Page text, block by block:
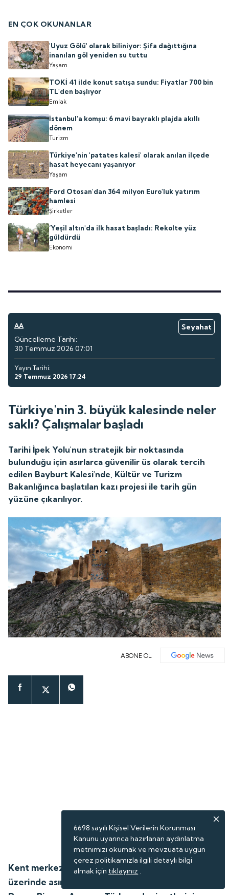
EN ÇOK OKUNANLAR
'Uyuz Gölü' olarak biliniyor: Şifa dağıttığına
inanılan göl yeniden su tuttu
Yaşam
TOKİ 41 ilde konut satışa sundu: Fiyatlar 700 bin
TL'den başlıyor
Emlak
İstanbul'a komşu: 6 mavi bayraklı plajda akıllı
dönem
Turizm
Türkiye'nin 'patates kalesi' olarak anılan ilçede
hasat heyecanı yaşanıyor
Yaşam
Ford Otosan'dan 364 milyon Euro'luk yatırım
hamlesi
Şirketler
‘Yeşil altın'da ilk hasat başladı: Rekolte yüz
güldürdü
Ekonomi
AA
Seyahat
Güncelleme Tarihi:
30 Temmuz 2026 07:01
Yayın Tarihi:
29 Temmuz 2026 17:24
Türkiye'nin 3. büyük kalesinde neler
saklı? Çalışmalar başladı
Tarihi İpek Yolu'nun stratejik bir noktasında
bulunduğu için asırlarca güvenilir üs olarak tercih
edilen Bayburt Kalesi'nde, Kültür ve Turizm
Bakanlığınca başlatılan kazı projesi ile tarih gün
yüzüne çıkarılıyor.
ABONE OL
Kent merkezinin kuzeyindeki yalçın kayalıkların
üzerinde asırlar önce inşa edilen Bayburt Kalesi,
6698 sayılı Kişisel Verilerin Korunması
Kanunu uyarınca hazırlanan aydınlatma
metnimizi okumak ve mevzuata uygun
çerez politikamızla ilgili detaylı bilgi
almak için tıklayınız .